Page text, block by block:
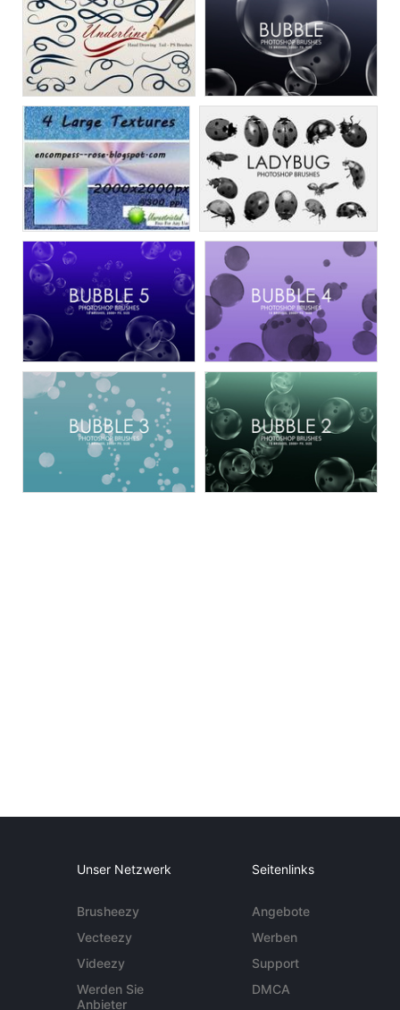
Unser Netzwerk
Brusheezy
Vecteezy
Videezy
Werden Sie
Anbieter
Seitenlinks
Angebote
Werben
Support
DMCA